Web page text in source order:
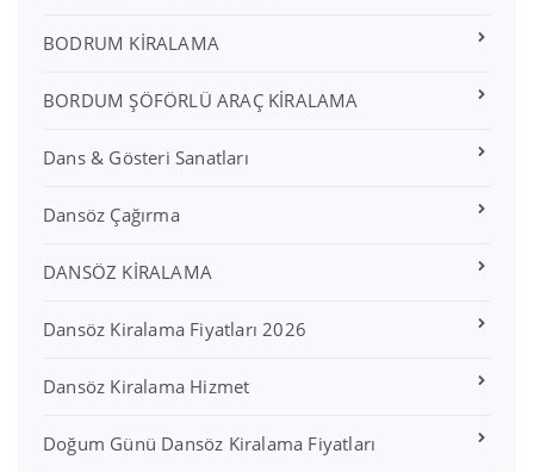
BODRUM KİRALAMA
BORDUM ŞÖFÖRLÜ ARAÇ KİRALAMA
Dans & Gösteri Sanatları
Dansöz Çağırma
DANSÖZ KİRALAMA
Dansöz Kiralama Fiyatları 2026
Dansöz Kiralama Hizmet
Doğum Günü Dansöz Kiralama Fiyatları